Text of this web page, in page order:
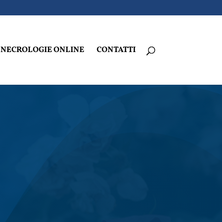
NECROLOGIE ONLINE CONTATTI